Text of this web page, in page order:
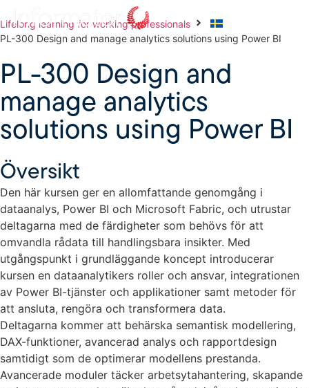
Lifelong learning for working professionals
PL-300 Design and manage analytics solutions using Power BI
PL-300 Design and
manage analytics
solutions using Power BI
Översikt
Den här kursen ger en allomfattande genomgång i
dataanalys, Power BI och Microsoft Fabric, och utrustar
deltagarna med de färdigheter som behövs för att
omvandla rådata till handlingsbara insikter. Med
utgångspunkt i grundläggande koncept introducerar
kursen en dataanalytikers roller och ansvar, integrationen
av Power BI-tjänster och applikationer samt metoder för
att ansluta, rengöra och transformera data.
Deltagarna kommer att behärska semantisk modellering,
DAX-funktioner, avancerad analys och rapportdesign
samtidigt som de optimerar modellens prestanda.
Avancerade moduler täcker arbetsytahantering, skapande